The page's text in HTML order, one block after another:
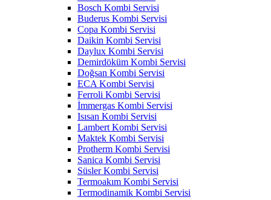
Bosch Kombi Servisi
Buderus Kombi Servisi
Copa Kombi Servisi
Daikin Kombi Servisi
Daylux Kombi Servisi
Demirdöküm Kombi Servisi
Doğsan Kombi Servisi
ECA Kombi Servisi
Ferroli Kombi Servisi
İmmergas Kombi Servisi
Isısan Kombi Servisi
Lambert Kombi Servisi
Maktek Kombi Servisi
Protherm Kombi Servisi
Sanica Kombi Servisi
Süsler Kombi Servisi
Termoakım Kombi Servisi
Termodinamik Kombi Servisi